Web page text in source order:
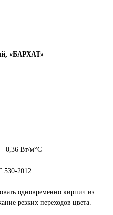
«БАРХАТ»
0,36 Вт/м°С
530-2012
одновременно кирпич из
резких переходов цвета.